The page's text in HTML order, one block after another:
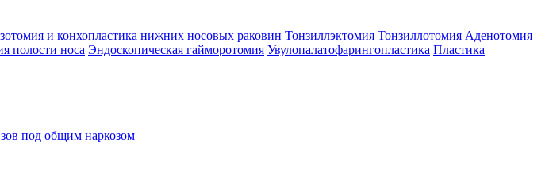
и конхопластика нижних носовых раковин Тонзиллэктомия Тонзиллотомия Аденотомия
полости носа Эндоскопическая гайморотомия Увулопалатофарингопластика Пластика
под общим наркозом